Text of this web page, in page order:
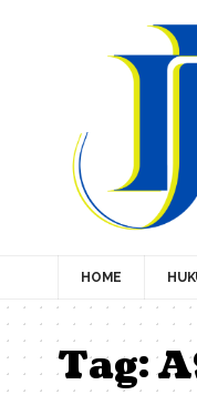
HOME
Tag: